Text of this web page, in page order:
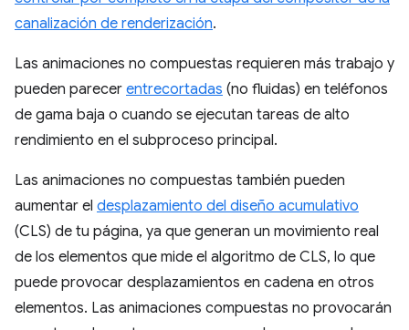
canalización de renderización.
Las animaciones no compuestas requieren más trabajo y
pueden parecer entrecortadas (no fluidas) en teléfonos
de gama baja o cuando se ejecutan tareas de alto
rendimiento en el subproceso principal.
Las animaciones no compuestas también pueden
aumentar el desplazamiento del diseño acumulativo
(CLS) de tu página, ya que generan un movimiento real
de los elementos que mide el algoritmo de CLS, lo que
puede provocar desplazamientos en cadena en otros
elementos. Las animaciones compuestas no provocarán